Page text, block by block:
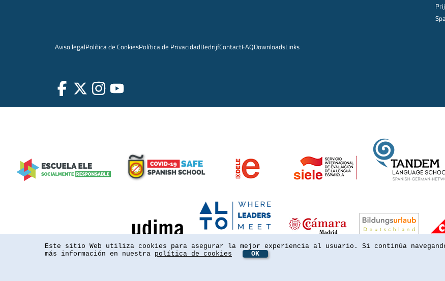
Aviso legalPolítica de CookiesPolítica de PrivacidadBedrijfContactFAQDownloadsLinks
Este sitio Web utiliza cookies para asegurar la mejor experiencia al usuario. Si continúa
más información en nuestra política de cookies OK